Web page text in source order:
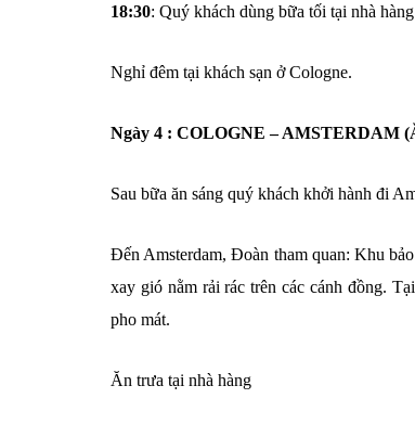
18:30: Quý khách dùng bữa tối tại nhà
Nghỉ đêm tại khách sạn ở Cologne.
Ngày 4 : COLOGNE – AMSTERDAM
Sau bữa ăn sáng quý khách khởi hành đi
Đến Amsterdam, Đoàn tham quan: Khu
xay gió nằm rải rác trên các cánh đồng.
pho mát.
Ăn trưa tại nhà hàng